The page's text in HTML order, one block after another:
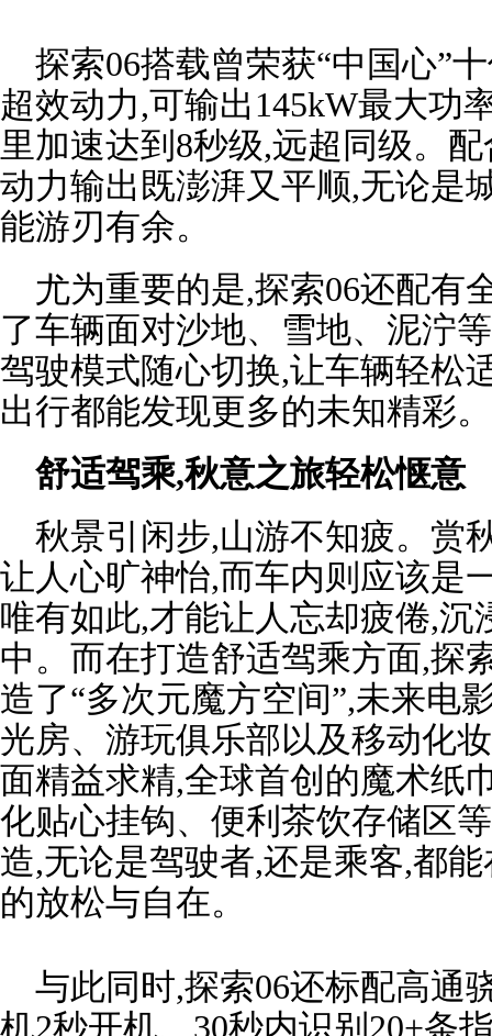
探索06搭载曾荣获“中国心”
超效动力,可输出145kW最大功
里加速达到8秒级,远超同级。
动力输出既澎湃又平顺,无论是
能游刃有余。
尤为重要的是,探索06还配有
了车辆面对沙地、雪地、泥泞
驾驶模式随心切换,让车辆轻松
出行都能发现更多的未知精彩。
舒适驾乘,秋意之旅轻松惬意
秋景引闲步,山游不知疲。赏
让人心旷神怡,而车内则应该是
唯有如此,才能让人忘却疲倦,沉
中。而在打造舒适驾乘方面,探
造了“多次元魔方空间”,未来电
光房、游玩俱乐部以及移动化
面精益求精,全球首创的魔术纸
化贴心挂钩、便利茶饮存储区
造,无论是驾驶者,还是乘客,都
的放松与自在。
与此同时,探索06还标配高通
机2秒开机、30秒内识别20+条